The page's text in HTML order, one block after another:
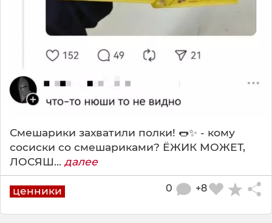
Смешарики захватили полки! 🌭✨ - кому
сосиски со смешариками? ЁЖИК МОЖЕТ,
ЛОСЯШ... далее
ценники +8
0